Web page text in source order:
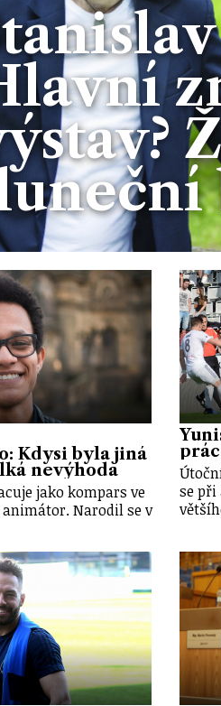
Kdysi byla jiná
nevýhoda
jako kompars ve
Narodil se v
se při